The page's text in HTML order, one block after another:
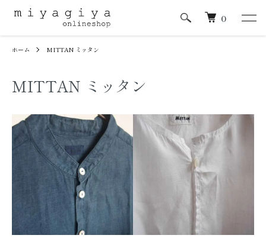
0
ホーム MITTAN ミッタン
MITTAN ミッタン